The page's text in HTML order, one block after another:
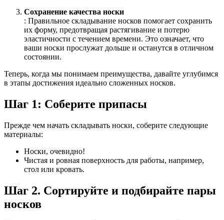
Сохранение качества носки
: Правильное складывание носков помогает сохранить
их форму, предотвращая растягивание и потерю
эластичности с течением времени. Это означает, что
ваши носки прослужат дольше и останутся в отличном
состоянии.
Теперь, когда мы понимаем преимущества, давайте углубимся
в этапы достижения идеально сложенных носков.
Шаг 1: Соберите припасы
Прежде чем начать складывать носки, соберите следующие
материалы:
Носки, очевидно!
Чистая и ровная поверхность для работы, например,
стол или кровать.
Шаг 2. Сортируйте и подбирайте пары
носков